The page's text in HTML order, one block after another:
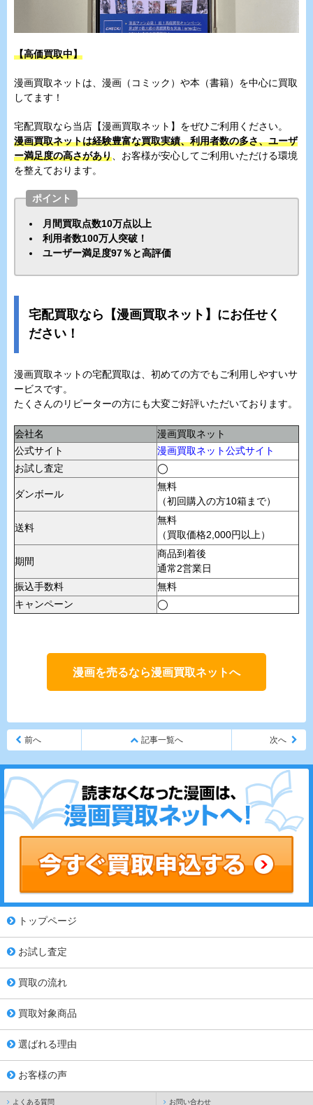
【高価買取中】
漫画買取ネットは、漫画（コミック）や本（書籍）を中心に買取
してます！
宅配買取なら当店【漫画買取ネット】をぜひご利用ください。
漫画買取ネットは経験豊富な買取実績、利用者数の多さ、ユーザ
ー満足度の高さがあり、お客様が安心してご利用いただける環境
を整えております。
ポイント
月間買取点数10万点以上
利用者数100万人突破！
ユーザー満足度97％と高評価
宅配買取なら【漫画買取ネット】にお任せく
ださい！
漫画買取ネットの宅配買取は、初めての方でもご利用しやすいサ
ービスです。
たくさんのリピーターの方にも大変ご好評いただいております。
会社名
漫画買取ネット
公式サイト
漫画買取ネット公式サイト
お試し査定
◯
ダンボール
無料
（初回購入の方10箱まで）
送料
無料
（買取価格2,000円以上）
期間
商品到着後
通常2営業日
振込手数料
無料
キャンペーン
◯
漫画を売るなら漫画買取ネットへ
前へ 記事一覧へ 次へ
トップページ
お試し査定
買取の流れ
買取対象商品
選ばれる理由
お客様の声
よくある質問 お問い合わせ